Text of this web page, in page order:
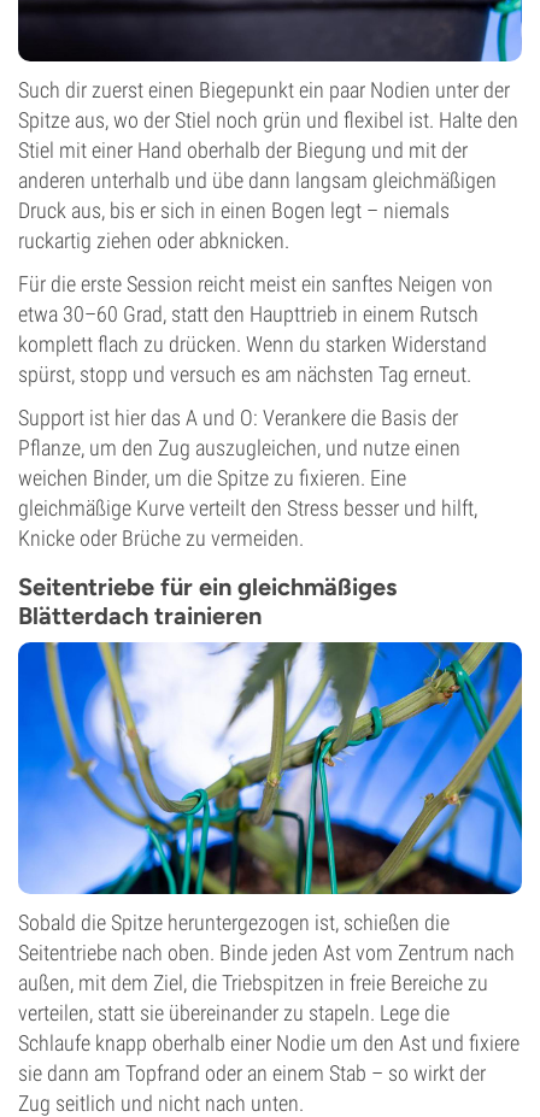
Such dir zuerst einen Biegepunkt ein paar Nodien unter der
Spitze aus, wo der Stiel noch grün und flexibel ist. Halte den
Stiel mit einer Hand oberhalb der Biegung und mit der
anderen unterhalb und übe dann langsam gleichmäßigen
Druck aus, bis er sich in einen Bogen legt – niemals
ruckartig ziehen oder abknicken.
Für die erste Session reicht meist ein sanftes Neigen von
etwa 30–60 Grad, statt den Haupttrieb in einem Rutsch
komplett flach zu drücken. Wenn du starken Widerstand
spürst, stopp und versuch es am nächsten Tag erneut.
Support ist hier das A und O: Verankere die Basis der
Pflanze, um den Zug auszugleichen, und nutze einen
weichen Binder, um die Spitze zu fixieren. Eine
gleichmäßige Kurve verteilt den Stress besser und hilft,
Knicke oder Brüche zu vermeiden.
Seitentriebe für ein gleichmäßiges
Blätterdach trainieren
Sobald die Spitze heruntergezogen ist, schießen die
Seitentriebe nach oben. Binde jeden Ast vom Zentrum nach
außen, mit dem Ziel, die Triebspitzen in freie Bereiche zu
verteilen, statt sie übereinander zu stapeln. Lege die
Schlaufe knapp oberhalb einer Nodie um den Ast und fixiere
sie dann am Topfrand oder an einem Stab – so wirkt der
Zug seitlich und nicht nach unten.